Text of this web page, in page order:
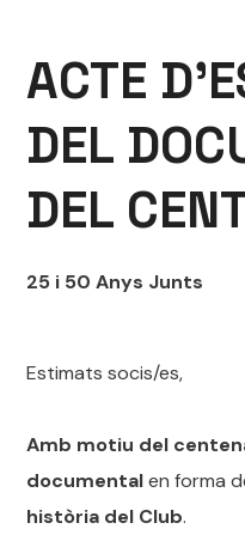
ACTE
DEL
DEL
25 i 50 Anys Junts
Estimats socis/es,
Amb motiu del
documentalen forma
història del Club.